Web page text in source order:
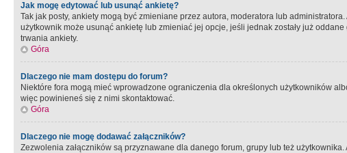
Jak mogę edytować lub usunąć ankietę?
Tak jak posty, ankiety mogą być zmieniane przez autora, moderatora lub
użytkownik może usunąć ankietę lub zmieniać jej opcje, jeśli jednak zostały już
trwania ankiety.
Góra
Dlaczego nie mam dostępu do forum?
Niektóre fora mogą mieć wprowadzone ograniczenia dla określonych użytkowników
więc powinieneś się z nimi skontaktować.
Góra
Dlaczego nie mogę dodawać załączników?
Zezwolenia załączników są przyznawane dla danego forum, grupy lub też